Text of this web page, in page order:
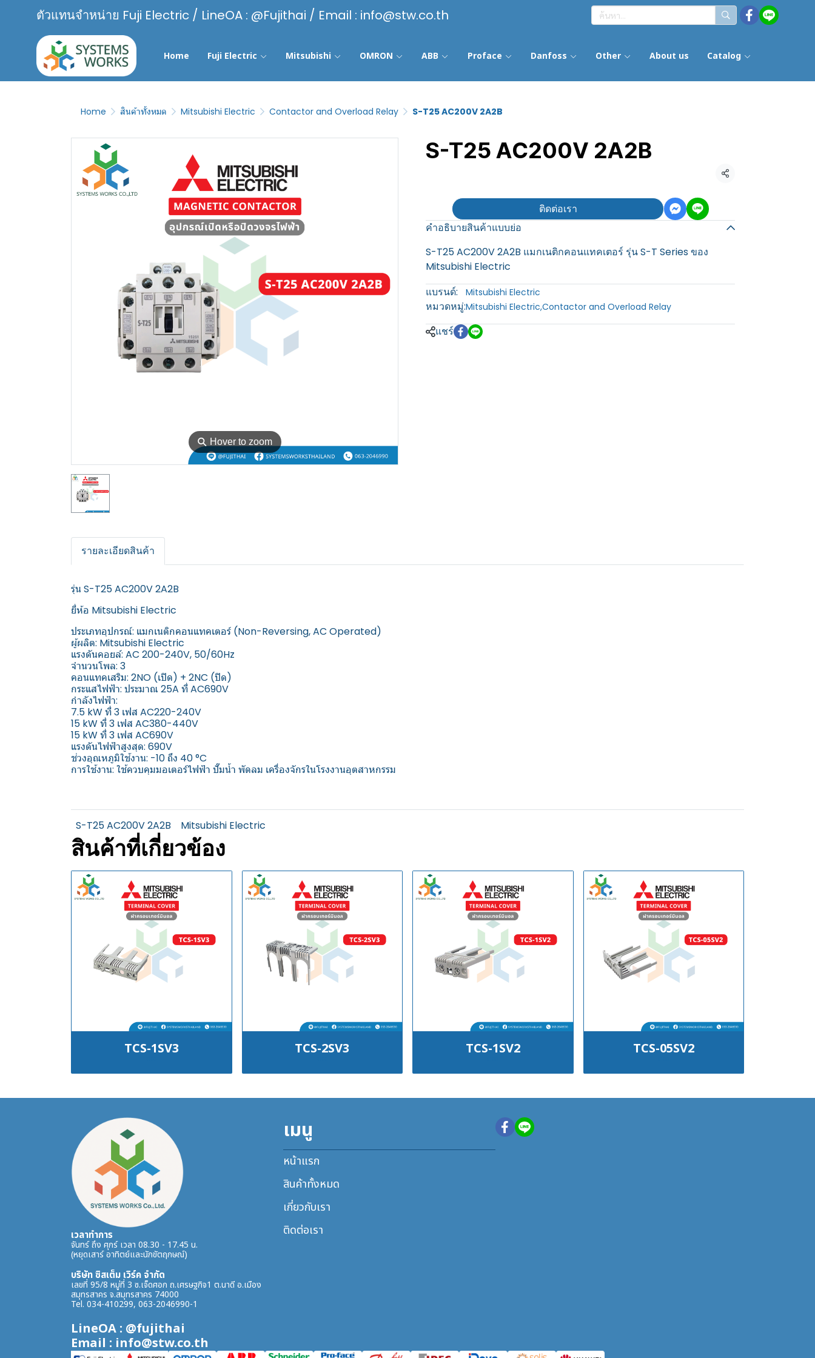
ตัวแทนจำหน่าย Fuji Electric / LineOA : @Fujithai / Email : info@stw.co.th
Home Fuji Electric Mitsubishi OMRON ABB Proface Danfoss Other About us Catalog
Home สินค้าทั้งหมด Mitsubishi Electric Contactor and Overload Relay S-T25 AC200V 2A2B
⚲Hover to zoom
S-T25 AC200V 2A2B
แชร์
ติดต่อเรา
คำอธิบายสินค้าแบบย่อ
S-T25 AC200V 2A2B แมกเนติกคอนแทคเตอร์ รุ่น S-T Series ของ
Mitsubishi Electric
แบรนด์:
Mitsubishi Electric
หมวดหมู่:Mitsubishi Electric,Contactor and Overload Relay
แชร์
รายละเอียดสินค้า
รุ่น S-T25 AC200V 2A2B
ยี่ห้อ Mitsubishi Electric
ประเภทอุปกรณ์: แมกเนติกคอนแทคเตอร์ (Non-Reversing, AC Operated)
ผู้ผลิต: Mitsubishi Electric
แรงดันคอยล์: AC 200-240V, 50/60Hz
จำนวนโพล: 3
คอนแทคเสริม: 2NO (เปิด) + 2NC (ปิด)
กระแสไฟฟ้า: ประมาณ 25A ที่ AC690V
กำลังไฟฟ้า:
7.5 kW ที่ 3 เฟส AC220-240V
15 kW ที่ 3 เฟส AC380-440V
15 kW ที่ 3 เฟส AC690V
แรงดันไฟฟ้าสูงสุด: 690V
ช่วงอุณหภูมิใช้งาน: -10 ถึง 40 °C
การใช้งาน: ใช้ควบคุมมอเตอร์ไฟฟ้า ปั๊มน้ำ พัดลม เครื่องจักรในโรงงานอุตสาหกรรม
S-T25 AC200V 2A2B Mitsubishi Electric
สินค้าที่เกี่ยวข้อง
TCS-1SV3 TCS-2SV3 TCS-1SV2 TCS-05SV2
เวลาทำการ
จันทร์ ถึง ศุกร์ เวลา 08.30 - 17.45 น.
(หยุดเสาร์ อาทิตย์และนักขัตฤกษณ์)
บริษัท ซิสเต็ม เวิร์ค จำกัด
เลขที่ 95/8 หมู่ที่ 3 ซ.เจ็ดศอก ถ.เศรษฐกิจ1 ต.นาดี อ.เมือง
สมุทรสาคร จ.สมุทรสาคร 74000
Tel. 034-410299, 063-2046990-1
LineOA : @fujithai
Email : info@stw.co.th
เมนู
หน้าแรก
สินค้าทั้งหมด
เกี่ยวกับเรา
ติดต่อเรา